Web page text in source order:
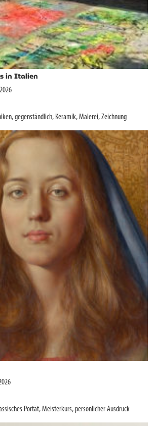
in Italien
,gegenständlich, Keramik,Malerei,Zeichnung
Portät,Meisterkurs,persönlicher Ausdruck